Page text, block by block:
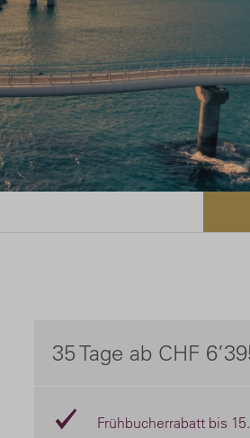
35 Tage ab CHF
Frühbucherrabatt bis